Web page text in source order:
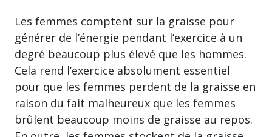
Les femmes comptent sur la graisse pour
générer de l’énergie pendant l’exercice à un
degré beaucoup plus élevé que les hommes.
Cela rend l’exercice absolument essentiel
pour que les femmes perdent de la graisse en
raison du fait malheureux que les femmes
brûlent beaucoup moins de graisse au repos.